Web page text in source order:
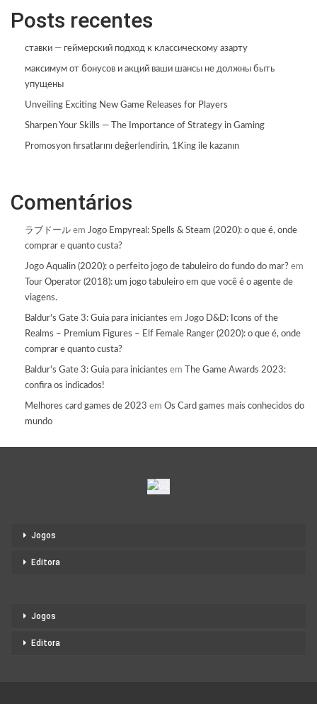
Posts recentes
ставки — геймерский подход к классическому азарту
максимум от бонусов и акций ваши шансы не должны быть
упущены
Unveiling Exciting New Game Releases for Players
Sharpen Your Skills — The Importance of Strategy in Gaming
Promosyon fırsatlarını değerlendirin, 1King ile kazanın
Comentários
ラブドール em Jogo Empyreal: Spells & Steam (2020): o que é, onde
comprar e quanto custa?
Jogo Aqualin (2020): o perfeito jogo de tabuleiro do fundo do mar? em
Tour Operator (2018): um jogo tabuleiro em que você é o agente de
viagens.
Baldur's Gate 3: Guia para iniciantes em Jogo D&D: Icons of the
Realms – Premium Figures – Elf Female Ranger (2020): o que é, onde
comprar e quanto custa?
Baldur's Gate 3: Guia para iniciantes em
The Game Awards 2023:
confira os indicados!
Melhores card games de 2023 em Os Card games mais conhecidos do
mundo
Jogos
Editora
Jogos
Editora